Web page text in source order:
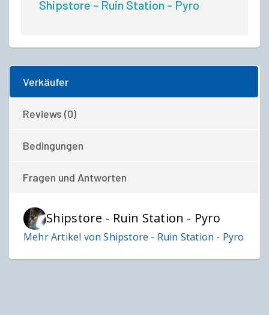
Shipstore - Ruin Station - Pyro
Verkäufer
Reviews (0)
Bedingungen
Fragen und Antworten
Shipstore - Ruin Station - Pyro
Mehr Artikel von Shipstore - Ruin Station - Pyro